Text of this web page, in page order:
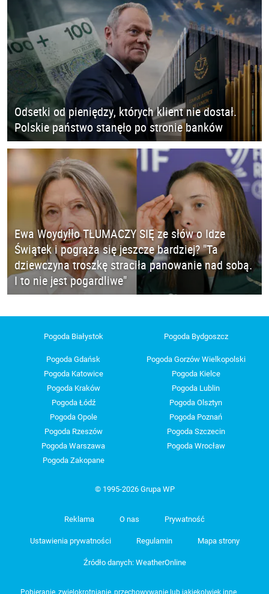
Odsetki od pieniędzy, których klient nie dostał.
Polskie państwo stanęło po stronie banków
Ewa Woydyłło TŁUMACZY SIĘ ze słów o Idze
Świątek i pogrąża się jeszcze bardziej? "Ta
dziewczyna troszkę straciła panowanie nad sobą.
I to nie jest pogardliwe"
Pogoda Białystok Pogoda Bydgoszcz
Pogoda Gdańsk
Pogoda Gorzów Wielkopolski
Pogoda Katowice
Pogoda Kielce
Pogoda Kraków
Pogoda Lublin
Pogoda Łódź
Pogoda Olsztyn
Pogoda Opole
Pogoda Poznań
Pogoda Rzeszów
Pogoda Szczecin
Pogoda Warszawa
Pogoda Wrocław
Pogoda Zakopane
© 1995-2026 Grupa WP
Reklama O nas Prywatność
Ustawienia prywatności Regulamin Mapa strony
Źródło danych: WeatherOnline
Pobieranie, zwielokrotnianie, przechowywanie lub jakiekolwiek inne